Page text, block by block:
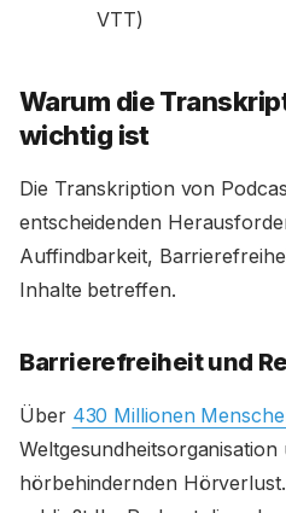
VTT)
Warum die
wichtig ist
Die Transkription von
entscheidenden
Auffindbarkeit,
Inhalte betreffen.
Barrierefreiheit und
Über 430 Millionen
Weltgesundheitsorganisation
hörbehindernden